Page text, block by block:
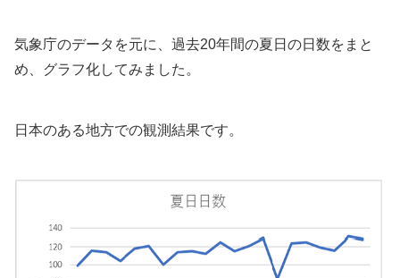
気象庁のデータを元に、過去20年間の夏日の日数をまと
め、グラフ化してみました。
日本のある地方での観測結果です。